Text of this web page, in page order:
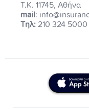
Τ.Κ. 11745, Αθήνα
mail :
Τηλ: 210 324 5000